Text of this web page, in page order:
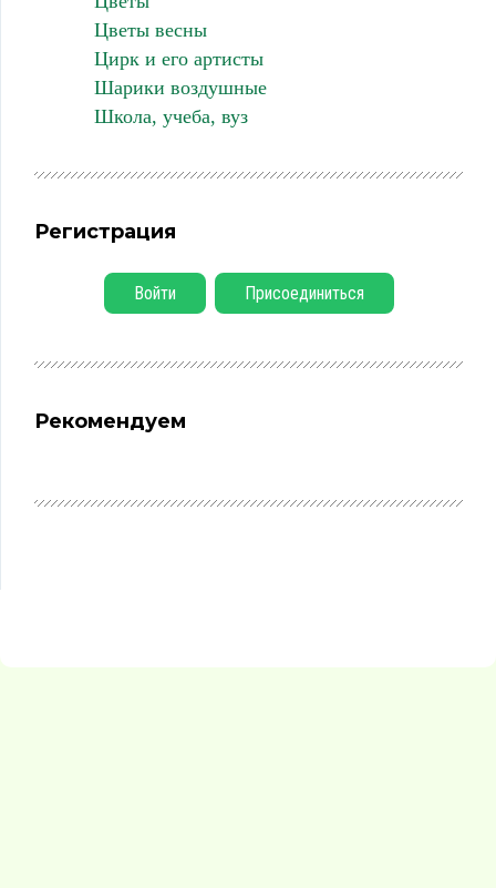
Цветы весны
Цирк и его артисты
Шарики воздушные
Школа, учеба, вуз
Регистрация
Войти Присоединиться
Рекомендуем